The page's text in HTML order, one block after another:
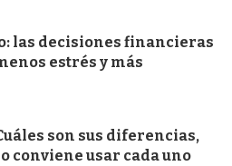
las decisiones financieras
estrés y más
son sus diferencias,
conviene usar cada uno